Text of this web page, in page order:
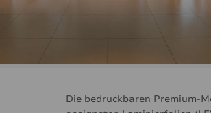
Die bedruckbaren Premium-